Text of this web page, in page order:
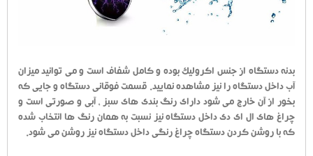
بدنه دستگاه از جنس اکرولیک بوده و کامل شفاف است و می توانید میزان
آب داخل دستگاه را نیز مشاهده نمایید. قسمت فوقانی دستگاه و جایی که
بخور از آن خارج می شود دارای رنگ بندی های سبز ، آبی و صورتی است و
چراغ های ال ای دی داخل دستگاه نیز نسبت به همان رنگ ها انتخاب شده
که با روشن کردن دستگاه چراغ رنگی داخل دستگاه نیز روشن می شود.